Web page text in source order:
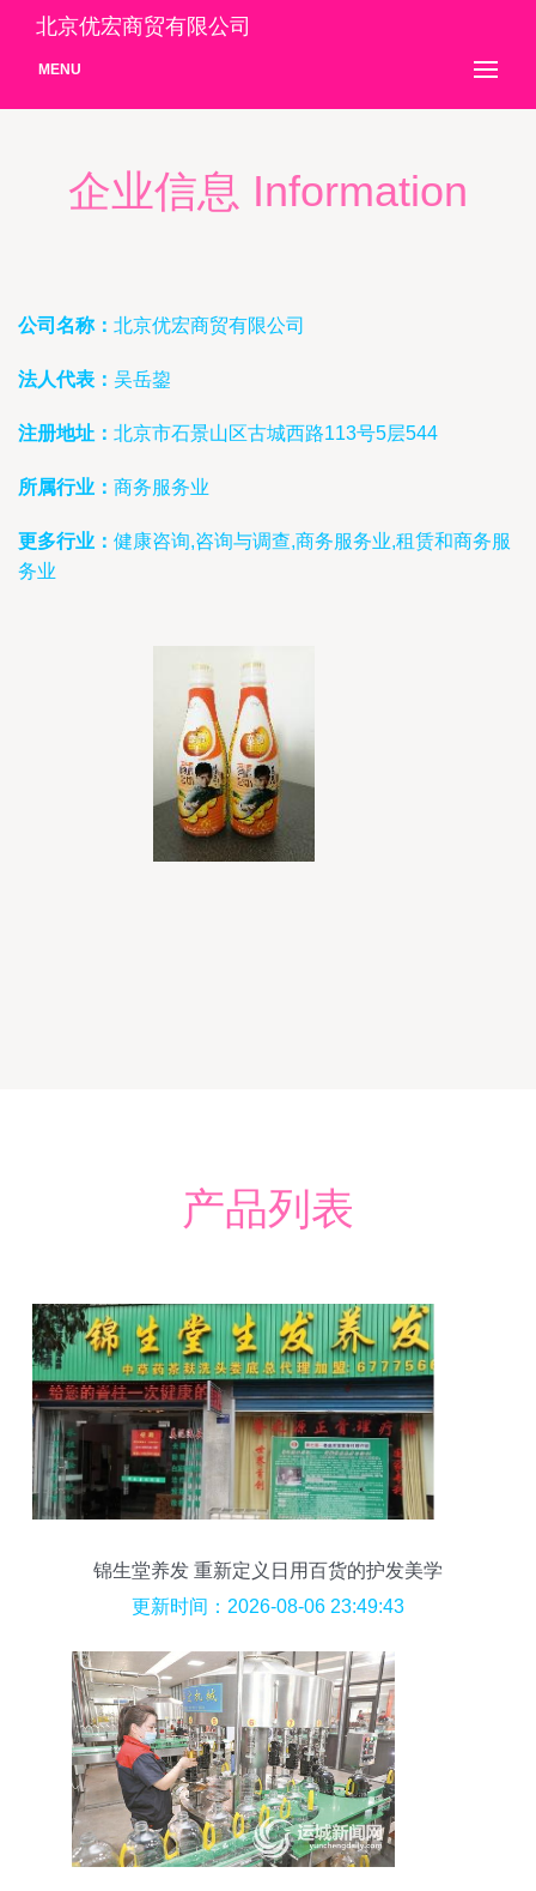
北京优宏商贸有限公司
MENU
企业信息 Information
公司名称： 北京优宏商贸有限公司
法人代表： 吴岳鋆
注册地址： 北京市石景山区古城西路113号5层544
所属行业： 商务服务业
更多行业： 健康咨询,咨询与调查,商务服务业,租赁和商务服
务业
产品列表
锦生堂养发 重新定义日用百货的护发美学
更新时间：2026-08-06 23:49:43